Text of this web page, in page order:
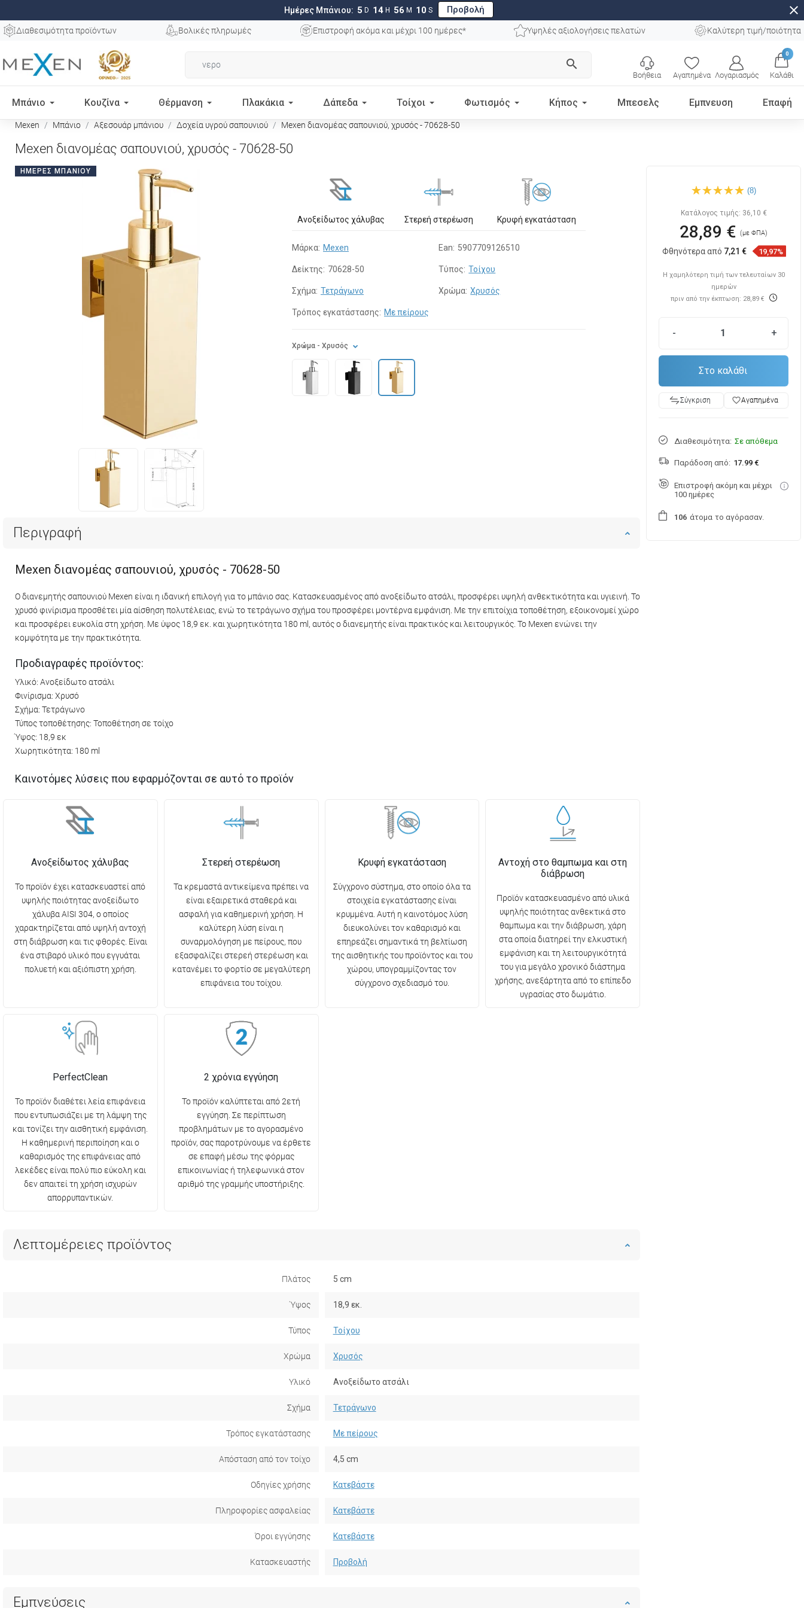
Ημέρες Μπάνιου: 5 D 14 H 56 M 09 S Προβολή close
Διαθεσιμότητα προϊόντων Βολικές πληρωμές Επιστροφή ακόμα και μέχρι 100 ημέρες* Υψηλές αξιολογήσεις πελατών Καλύτερη τιμή/ποιότητα
search
Αγαπημένα Λογαριασμός
0
Καλάθι
Βοήθεια
Μπάνιο Κουζίνα Θέρμανση Πλακάκια Δάπεδα Τοίχοι Φωτισμός Κήπος Μπεσελς Εμπνευση Επαφή
Mexen Μπάνιο Αξεσουάρ μπάνιου Δοχεία υγρού σαπουνιού Mexen διανομέας σαπουνιού, χρυσός - 70628-50
Mexen διανομέας σαπουνιού, χρυσός - 70628-50
ΗΜΈΡΕΣ ΜΠΆΝΙΟΥ
Ανοξείδωτος χάλυβας Στερεή στερέωση Κρυφή εγκατάσταση
Μάρκα: Mexen Ean: 5907709126510
Δείκτης: 70628-50 Τύπος: Τοίχου
Σχήμα: Τετράγωνο Χρώμα: Χρυσός
Τρόπος εγκατάστασης: Με πείρους
Χρώμα - Χρυσός
Περιγραφή
Mexen διανομέας σαπουνιού, χρυσός - 70628-50
Ο διανεμητής σαπουνιού Mexen είναι η ιδανική επιλογή για το μπάνιο σας. Κατασκευασμένος από ανοξείδωτο ατσάλι, προσφέρει υψηλή ανθεκτικότητα και υγιεινή. Το
χρυσό φινίρισμα προσθέτει μία αίσθηση πολυτέλειας, ενώ το τετράγωνο σχήμα του προσφέρει μοντέρνα εμφάνιση. Με την επιτοίχια τοποθέτηση, εξοικονομεί χώρο
και προσφέρει ευκολία στη χρήση. Με ύψος 18,9 εκ. και χωρητικότητα 180 ml, αυτός ο διανεμητής είναι πρακτικός και λειτουργικός. Το Mexen ενώνει την
κομψότητα με την πρακτικότητα.
Προδιαγραφές προϊόντος:
Υλικό: Ανοξείδωτο ατσάλι
Φινίρισμα: Χρυσό
Σχήμα: Τετράγωνο
Τύπος τοποθέτησης: Τοποθέτηση σε τοίχο
Ύψος: 18,9 εκ
Χωρητικότητα: 180 ml
Καινοτόμες λύσεις που εφαρμόζονται σε αυτό το προϊόν
Ανοξείδωτος χάλυβας
Το προϊόν έχει κατασκευαστεί από
υψηλής ποιότητας ανοξείδωτο
χάλυβα AISI 304, ο οποίος
χαρακτηρίζεται από υψηλή αντοχή
στη διάβρωση και τις φθορές. Είναι
ένα στιβαρό υλικό που εγγυάται
πολυετή και αξιόπιστη χρήση.
Στερεή στερέωση
Τα κρεμαστά αντικείμενα πρέπει να
είναι εξαιρετικά σταθερά και
ασφαλή για καθημερινή χρήση. Η
καλύτερη λύση είναι η
συναρμολόγηση με πείρους, που
εξασφαλίζει στερεή στερέωση και
κατανέμει το φορτίο σε μεγαλύτερη
επιφάνεια του τοίχου.
Κρυφή εγκατάσταση
Σύγχρονο σύστημα, στο οποίο όλα τα
στοιχεία εγκατάστασης είναι
κρυμμένα. Αυτή η καινοτόμος λύση
διευκολύνει τον καθαρισμό και
επηρεάζει σημαντικά τη βελτίωση
της αισθητικής του προϊόντος και του
χώρου, υπογραμμίζοντας τον
σύγχρονο σχεδιασμό του.
Αντοχή στο θαμπωμα και στη
διάβρωση
Προϊόν κατασκευασμένο από υλικά
υψηλής ποιότητας ανθεκτικά στο
θαμπωμα και την διάβρωση, χάρη
στα οποία διατηρεί την ελκυστική
εμφάνιση και τη λειτουργικότητά
του για μεγάλο χρονικό διάστημα
χρήσης, ανεξάρτητα από το επίπεδο
υγρασίας στο δωμάτιο.
PerfectClean
Το προϊόν διαθέτει λεία επιφάνεια
που εντυπωσιάζει με τη λάμψη της
και τονίζει την αισθητική εμφάνιση.
Η καθημερινή περιποίηση και ο
καθαρισμός της επιφάνειας από
λεκέδες είναι πολύ πιο εύκολη και
δεν απαιτεί τη χρήση ισχυρών
απορρυπαντικών.
2 χρόνια εγγύηση
Το προϊόν καλύπτεται από 2ετή
εγγύηση. Σε περίπτωση
προβλημάτων με το αγορασμένο
προϊόν, σας παροτρύνουμε να έρθετε
σε επαφή μέσω της φόρμας
επικοινωνίας ή τηλεφωνικά στον
αριθμό της γραμμής υποστήριξης.
Λεπτομέρειες προϊόντος
Πλάτος 5 cm
Ύψος 18,9 εκ.
Τύπος Τοίχου
Χρώμα Χρυσός
Υλικό Ανοξείδωτο ατσάλι
Σχήμα Τετράγωνο
Τρόπος εγκατάστασης Με πείρους
Απόσταση από τον τοίχο 4,5 cm
Οδηγίες χρήσης Κατεβάστε
Πληροφορίες ασφαλείας Κατεβάστε
Όροι εγγύησης Κατεβάστε
Κατασκευαστής Προβολή
Εμπνεύσεις
σαπουνιού, χρυσός - 70628-
(8)
Κατάλογος τιμής: 36,10 €
28,89 €(με ΦΠΑ)
Φθηνότερα από 7,21 € 19,97%
Η χαμηλότερη τιμή των τελευταίων 30
ημερών
πριν από την έκπτωση: 28,89 €
- +
Στο καλάθι
Σύγκριση favorite_borderΑγαπημένα
Διαθεσιμότητα: Σε απόθεμα
Παράδοση από: 17.99 €
Επιστροφή ακόμη και μέχρι
100 ημέρες
1 06 άτομα το αγόρασαν.